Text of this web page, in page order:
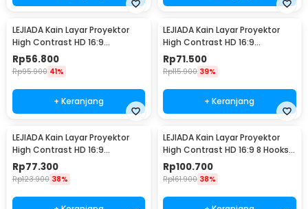
LEJIADA Kain Layar Proyektor
High Contrast HD 16:9
Polyester 6 Hooks 72 Inch - LJ01
Rp56.800
Rp95.900 41%
+ Keranjang
LEJIADA Kain Layar Proyektor
High Contrast HD 16:9
Polyester 6 Hooks 84 Inch - LJ01
Rp71.500
Rp115.900 39%
+ Keranjang
LEJIADA Kain Layar Proyektor
High Contrast HD 16:9
Polyester 6 Hooks 100 Inch -
LJ01
Rp77.300
Rp123.900 38%
LEJIADA Kain Layar Proyektor
High Contrast HD 16:9 8 Hooks
120 Inch - LJ02
Rp100.700
Rp161.900 38%